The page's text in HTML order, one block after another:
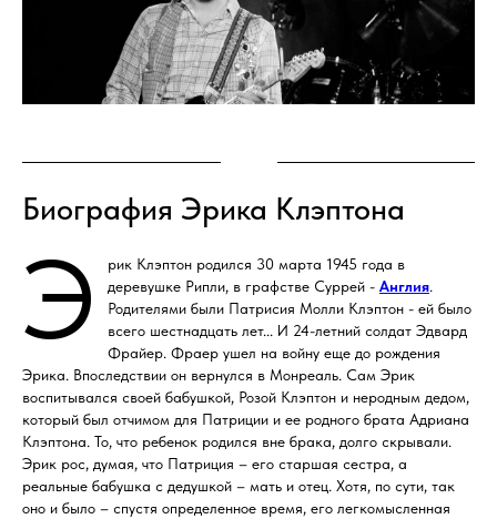
Биография Эрика Клэптона
Э
рик Клэптон родился 30 марта 1945 года в
деревушке Рипли, в графстве Суррей - Англия.
Родителями были Патрисия Молли Клэптон - ей было
всего шестнадцать лет... И 24-летний солдат Эдвард
Фрайер. Фраер ушел на войну еще до рождения
Эрика. Впоследствии он вернулся в Монреаль. Сам Эрик
воспитывался своей бабушкой, Розой Клэптон и неродным дедом,
который был отчимом для Патриции и ее родного брата Адриана
Клэптона. То, что ребенок родился вне брака, долго скрывали.
Эрик рос, думая, что Патриция – его старшая сестра, а
реальные бабушка с дедушкой – мать и отец. Хотя, по сути, так
оно и было – спустя определенное время, его легкомысленная